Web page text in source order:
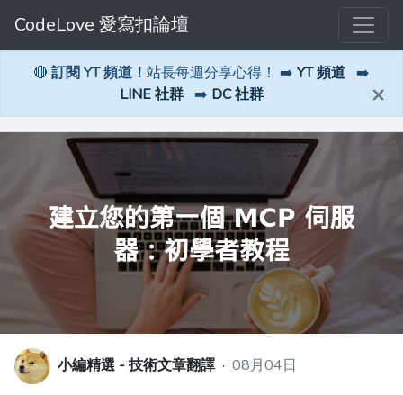
CodeLove 愛寫扣論壇
🔴 訂閱 YT 頻道！ 站長每週分享心得！ ➡️ YT 頻道 ➡️
LINE 社群 ➡️ DC 社群 ×
小編精選 - 技術文章翻譯 · 08月04日